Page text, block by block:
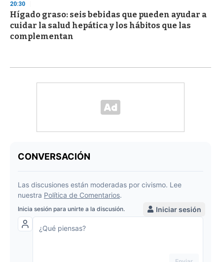
20:30
Hígado graso: seis bebidas que pueden ayudar a
cuidar la salud hepática y los hábitos que las
complementan